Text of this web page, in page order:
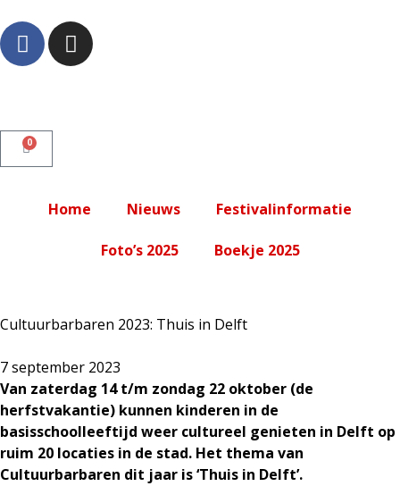
0
Home Nieuws Festivalinformatie
Foto’s 2025 Boekje 2025
Cultuurbarbaren 2023: Thuis in Delft
7 september 2023
Van zaterdag 14 t/m zondag 22 oktober (de
herfstvakantie) kunnen kinderen in de
basisschoolleeftijd weer cultureel genieten in Delft op
ruim 20 locaties in de stad. Het thema van
Cultuurbarbaren dit jaar is ‘Thuis in Delft’.